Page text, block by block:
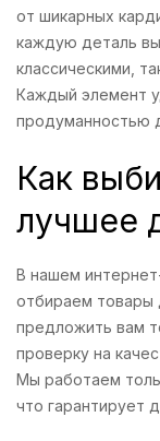
от шикарных
каждую деталь
классическими,
Каждый элемент
продуманностью
Как
лучшее
В нашем
отбираем товары
предложить вам
проверку на
Мы работаем
что гарантирует